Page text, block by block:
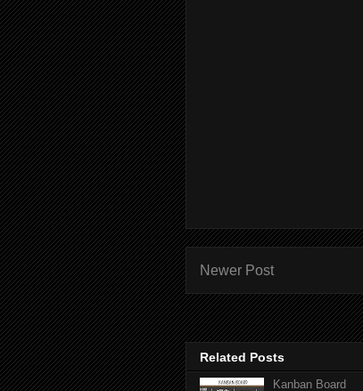
Newer Post
Related Posts
Kanban Board